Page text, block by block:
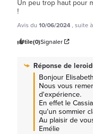
Un peu trop haut pour
!
Avis du 10/06/2024, suite
Utile(0)Signaler
Réponse de
Bonjour
Nous vous
d'expérience.
En effet le
qu'un sommier
Au plaisir de
Emélie